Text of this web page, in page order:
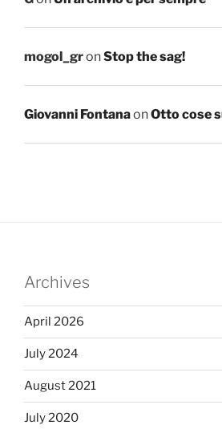
mogol_gronStop the sag!
Giovanni FontanaonOtto cose
Archives
April 2026
July 2024
August 2021
July 2020